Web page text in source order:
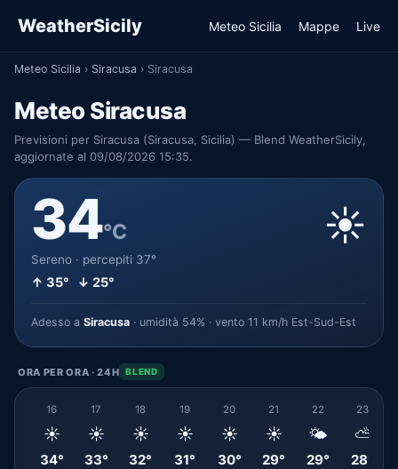
WeatherSicily Meteo Sicilia Mappe Live
Meteo Sicilia › Siracusa › Siracusa
Meteo Siracusa
Previsioni per Siracusa (Siracusa, Sicilia) — Blend WeatherSicily,
aggiornate al 09/08/2026 15:35.
34°C
Sereno · percepiti 37°
↑ 35° ↓ 25°
☀️
Adesso a Siracusa · umidità 54% · vento 11 km/h Est-Sud-Est
ORA PER ORA · 24H BLEND
16
☀️
34°
17
☀️
33°
18
☀️
32°
19
☀️
31°
20
☀️
30°
21
☀️
29°
22
🌤️
29°
23
⛅
28°